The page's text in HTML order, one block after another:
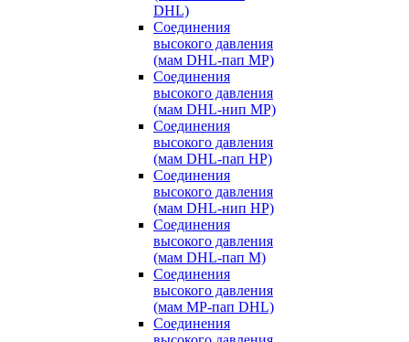
DHL)
Соединения
высокого давления
(мам DHL-пап MP)
Соединения
высокого давления
(мам DHL-нип MP)
Соединения
высокого давления
(мам DHL-пап HP)
Соединения
высокого давления
(мам DHL-нип HP)
Соединения
высокого давления
(мам DHL-пап M)
Соединения
высокого давления
(мам MP-пап DHL)
Соединения